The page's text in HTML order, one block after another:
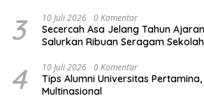
3 10 Juli 2026 0 Komentar
Secercah Asa Jelang Tahun
Salurkan Ribuan Seragam Sekolah
4 10 Juli 2026 0 Komentar
Tips Alumni Universitas
Multinasional